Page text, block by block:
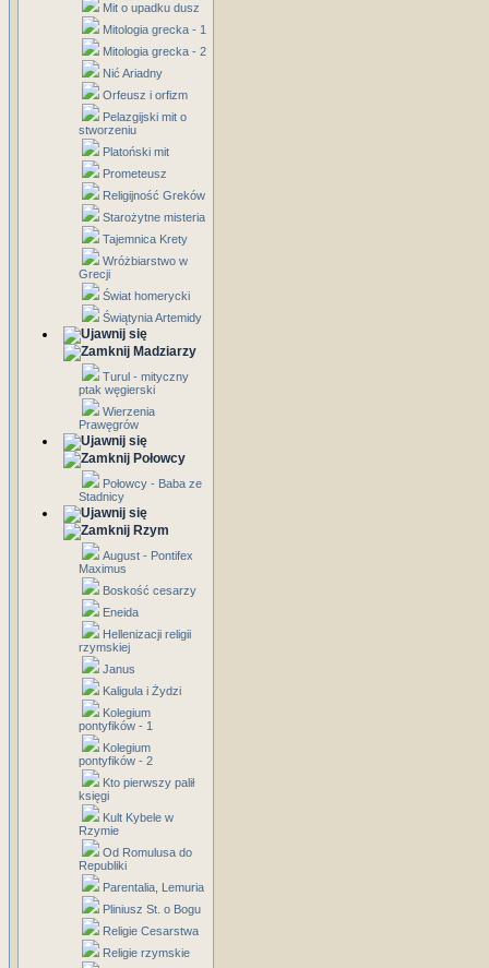
Mit o upadku dusz
Mitologia grecka - 1
Mitologia grecka - 2
Nić Ariadny
Orfeusz i orfizm
Pelazgijski mit o
stworzeniu
Platoński mit
Prometeusz
Religijność Greków
Starożytne misteria
Tajemnica Krety
Wróżbiarstwo w
Grecji
Świat homerycki
Świątynia Artemidy
Madziarzy
Turul - mityczny
ptak węgierski
Wierzenia
Prawęgrów
Połowcy
Połowcy - Baba ze
Stadnicy
Rzym
August - Pontifex
Maximus
Boskość cesarzy
Eneida
Hellenizacji religii
rzymskiej
Janus
Kaligula i Żydzi
Kolegium
pontyfików - 1
Kolegium
pontyfików - 2
Kto pierwszy palił
księgi
Kult Kybele w
Rzymie
Od Romulusa do
Republiki
Parentalia, Lemuria
Pliniusz St. o Bogu
Religie Cesarstwa
Religie rzymskie